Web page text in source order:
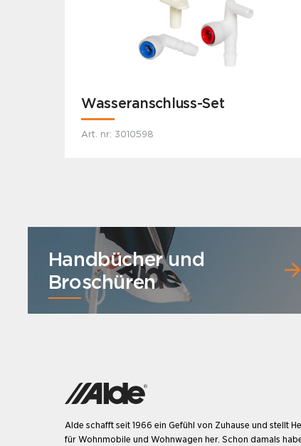
Wasseranschluss-Set
Art. nr: 3010598
Handbücher und
Broschüren
Alde schafft seit 1966 ein Gefühl von Zuhause und stellt
für Wohnmobile und Wohnwagen her. Schon damals